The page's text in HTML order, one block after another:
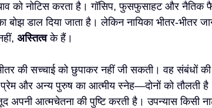
को नोटिस करता है। गॉसिप, फुसफुसाहट और नैतिक
बोझ डाल दिया जाता है। लेकिन नायिका भीतर-भीतर
अस्तित्वके हैं।
की सच्चाई को छुपाकर नहीं जी सकती। वह संबंधों
और अन्य पुरुष का आत्मीय स्नेह—दोनों को तौलती
अपनी आत्मचेतना की पुष्टि करती है। उपन्यास किसी